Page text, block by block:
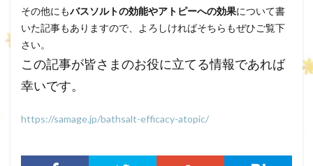
その他にもバスソルトの効能やアトピーへの効果について書
いた記事もありますので、よろしければそちらもぜひご覧下
さい。
この記事が皆さまのお役に立てる情報であれば
幸いです。
https://samage.jp/bathsalt-efficacy-atopic/